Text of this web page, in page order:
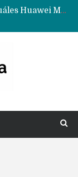
Data Centers de Huawei en Chile, México, Brasil,Perú y Argentina podrían verse afectados por arremetida de EE.UU